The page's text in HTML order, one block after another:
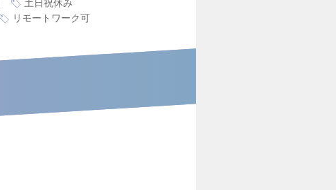
土日祝休み
リモートワーク可